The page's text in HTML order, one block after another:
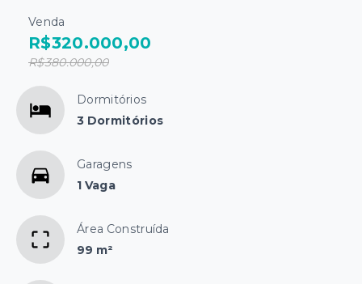
Venda
R$320.000,00
R$380.000,00
Dormitórios
3 Dormitórios
Garagens
1 Vaga
Área Construída
99 m²